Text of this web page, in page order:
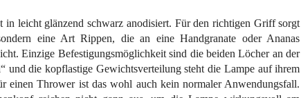
leicht glänzend schwarz anodisiert. Für den richtigen Griff sorgt
eine Art Rippen, die an eine Handgranate oder Ananas
Einzige Befestigungsmöglichkeit sind die beiden Löcher an der
und die kopflastige Gewichtsverteilung steht die Lampe auf ihrem
einen Thrower ist das wohl auch kein normaler Anwendungsfall.